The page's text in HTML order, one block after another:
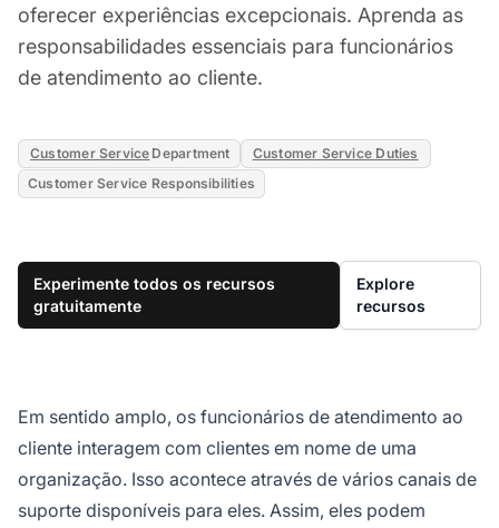
oferecer experiências excepcionais. Aprenda as
responsabilidades essenciais para funcionários
de atendimento ao cliente.
Customer Service Department
Customer Service Duties
Customer Service Responsibilities
Experimente todos os recursos
gratuitamente
Explore
recursos
Em sentido amplo, os funcionários de atendimento ao
cliente interagem com clientes em nome de uma
organização. Isso acontece através de vários canais de
suporte disponíveis para eles. Assim, eles podem